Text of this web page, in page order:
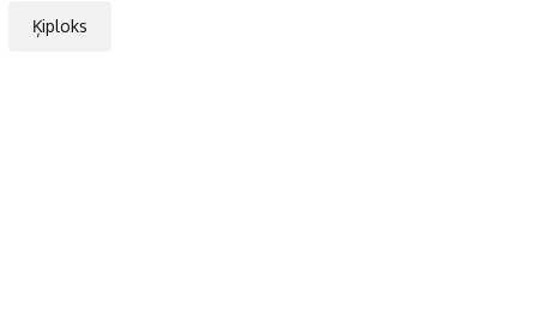
Ķiploks